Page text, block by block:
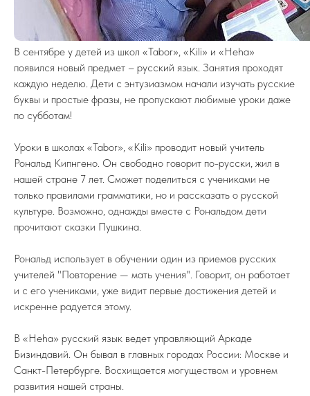
В сентябре у детей из школ «Tabor», «Kili» и «Heha»
появился новый предмет – русский язык. Занятия проходят
каждую неделю. Дети с энтузиазмом начали изучать русские
буквы и простые фразы, не пропускают любимые уроки даже
по субботам!
Уроки в школах «Tabor», «Kili» проводит новый учитель
Рональд Кипнгено. Он свободно говорит по-русски, жил в
нашей стране 7 лет. Сможет поделиться с учениками не
только правилами грамматики, но и рассказать о русской
культуре. Возможно, однажды вместе с Рональдом дети
прочитают сказки Пушкина.
Рональд использует в обучении один из приемов русских
учителей "Повторение — мать учения". Говорит, он работает
и с его учениками, уже видит первые достижения детей и
искренне радуется этому.
В «Heha» русский язык ведет управляющий Аркаде
Бизиндавий. Он бывал в главных городах России: Москве и
Санкт-Петербурге. Восхищается могуществом и уровнем
развития нашей страны.